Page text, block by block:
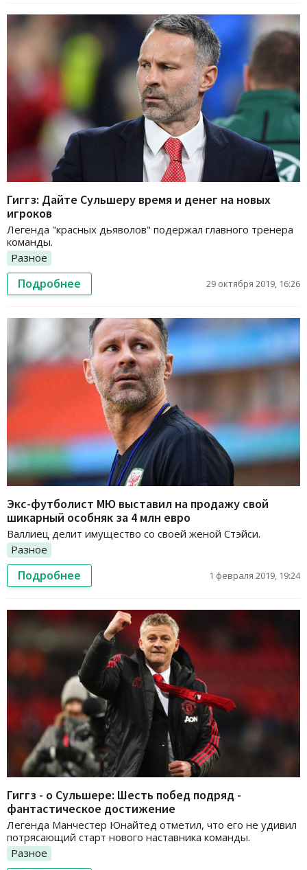
Гиггз: Дайте Сульшеру время и денег на новых
игроков
Легенда "красных дьяволов" подержал главного тренера
команды.
Разное
Подробнее 29 октября 2019, 16:26
Экс-футболист МЮ выставил на продажу свой
шикарный особняк за 4 млн евро
Валлиец делит имущество со своей женой Стэйси.
Разное
Подробнее 1 февраля 2019, 19:24
Гиггз - о Сульшере: Шесть побед подряд -
фантастическое достижение
Легенда Манчестер Юнайтед отметил, что его не удивил
потрясающий старт нового наставника команды.
Разное